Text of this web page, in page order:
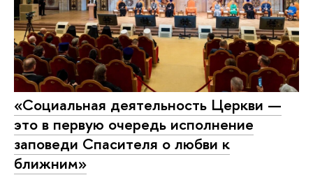
«Социальная деятельность Церкви —
это в первую очередь исполнение
заповеди Спасителя о любви к
ближним»